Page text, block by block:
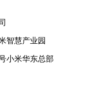
智慧产业园
小米华东总部